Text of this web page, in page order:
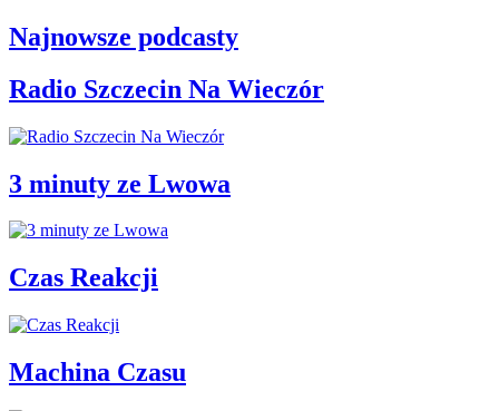
Najnowsze podcasty
Radio Szczecin Na Wieczór
3 minuty ze Lwowa
Czas Reakcji
Machina Czasu